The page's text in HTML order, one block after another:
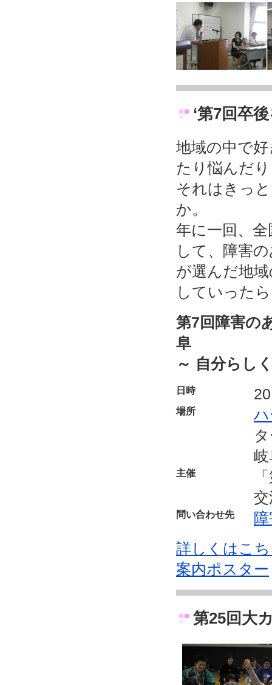
‘第7回卒
地域の中で
たり悩んだ
それはきっ
か。
年に一回、
して、障害
が選んだ地
していった
第7回障害の
阜
～ 自分らし
日時
場所
主催
問い合わせ先
詳しくはこ
案内ポスター
第25回大